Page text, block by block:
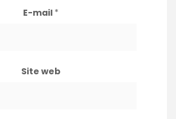
E-mail *
Site web